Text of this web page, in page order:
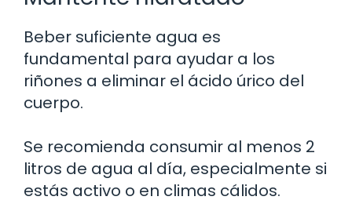
Beber suficiente agua es
fundamental para ayudar a los
riñones a eliminar el ácido úrico del
cuerpo.
Se recomienda consumir al menos 2
litros de agua al día, especialmente si
estás activo o en climas cálidos.